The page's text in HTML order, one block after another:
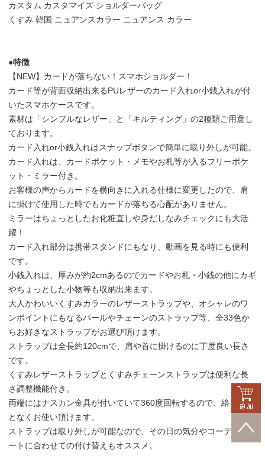
カスタム カスタマイズ ショルダーバッグ
くすみ 韓国 ニュアンスカラー ニュアンス カラー
●特徴
【NEW】カードが落ちない！スマホショルダー！
カード等が背面収納出来るPUレザーのカード入れor小銭入れが付
いたスマホケースです。
素材は「シンプルなレザー」と「キルティング」の2種類ご用意し
ております。
カード入れor小銭入れはスナップボタンで簡単に取り外しが可能。
カード入れは、カードポケット・メモやお札等が入るフリーポケ
ット・ミラー付き。
お客様の声からカードを横向きに入れる仕様に変更したので、肩
に掛けて使用した時でもカードが落ちる心配がありません。
ミラーはちょっとしたお化粧直しや身だしなみチェックにも大活
躍！
カード入れ部分は携帯スタンドにもなり、動画を見る時にも便利
です。
小銭入れは、厚みが約2cmあるのでカードやお札・小銭の他にカギ
やちょっとした小物等も収納出来ます。
大人かわいいくすみカラーのレザーストラップや、オシャレのワ
ンポイントにもなるパールやチェーンのストラップ等、全33色か
らお好きなストラップがお選び頂けます。
ストラップは全長約120cmで、肩や首に掛けるのに丁度良い長さ
です。
くすみレザーストラップとくすみチェーンストラップは便利な長
さ調整機能付き。
両端にはナスカン金具が付いていて360度回転するので、絡まるこ
となくお使い頂けます。
ストラップは取り外しが可能なので、その日の気分やコーディネ
ートに合わせての付け替えもオススメ。